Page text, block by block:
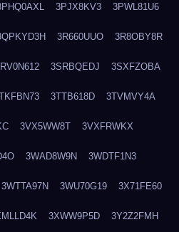
3PJX8KV3 3PWL81U6
3R660UUO 3R8OBY8R
3SRBQEDJ 3SXFZOBA
3TTB618D 3TVMVY4A
3VX5WW8T 3VXFRWKX
3WAD8W9N 3WDTF1N3
3WTTA97N 3WU70G19 3X71FE60
3XWW9P5D 3Y2Z2FMH